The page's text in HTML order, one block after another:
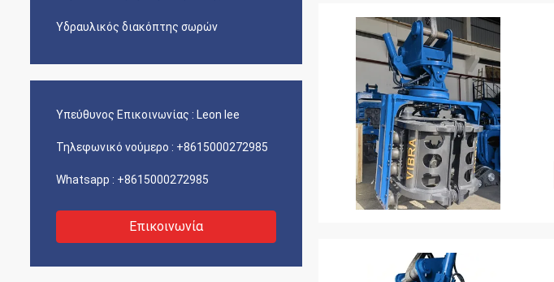
Υδραυλικός διακόπτης σωρών
Υπεύθυνος Επικοινωνίας : Leon lee
Τηλεφωνικό νούμερο : +8615000272985
Whatsapp : +8615000272985
Επικοινωνία